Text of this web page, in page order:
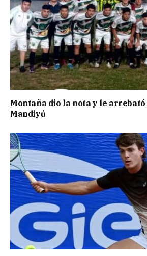
Montaña dio la nota y le
Mandiyú